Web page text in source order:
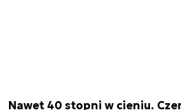
Nawet 40 stopni w cieniu.